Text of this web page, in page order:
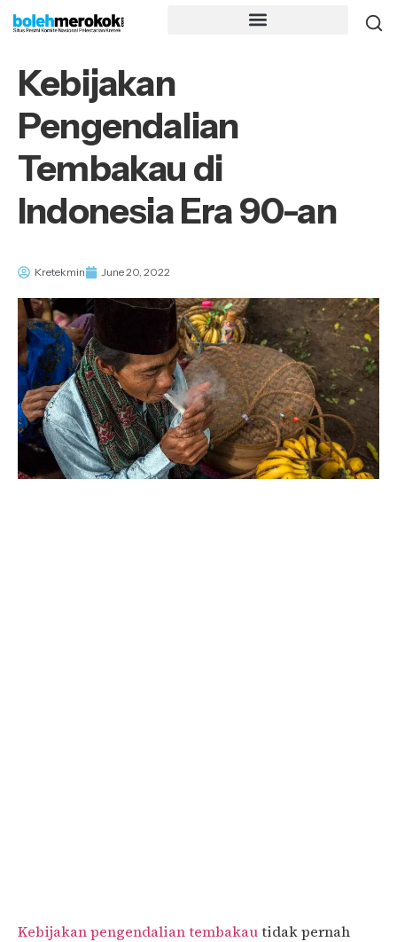
Kebijakan
Pengendalian
Tembakau di
Indonesia Era 90-an
Kretekmin June 20, 2022
Kebijakan pengendalian tembakautidak pernah